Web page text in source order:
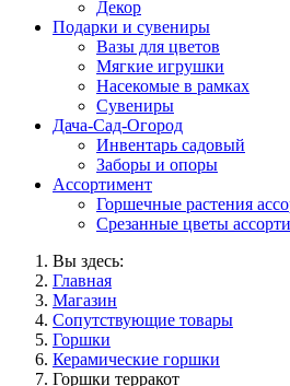
Декор
Подарки и сувениры
Вазы для цветов
Мягкие игрушки
Насекомые в рамках
Сувениры
Дача-Сад-Огород
Инвентарь садовый
Заборы и опоры
Ассортимент
Горшечные растения
Срезанные цветы
Вы здесь:
Главная
Магазин
Сопутствующие товары
Горшки
Керамические горшки
Горшки терракот